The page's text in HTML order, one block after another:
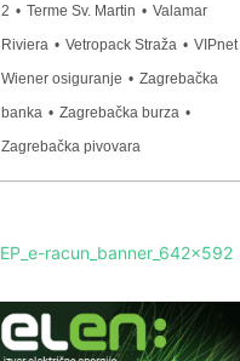
2 • Terme Sv. Martin • Valamar
Riviera • Vetropack Straža • VIPnet
Wiener osiguranje • Zagrebačka
banka • Zagrebačka burza •
Zagrebačka pivovara